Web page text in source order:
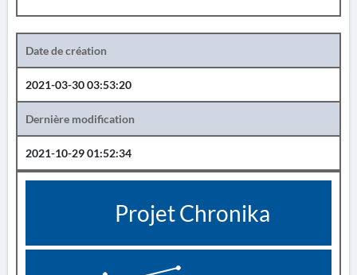
Date de création
2021-03-30 03:53:20
Dernière modification
2021-10-29 01:52:34
Projet Chronika